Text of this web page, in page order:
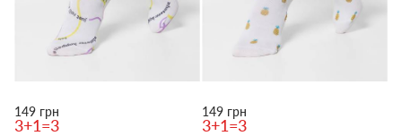
149 грн
3+1=3
149 грн
3+1=3